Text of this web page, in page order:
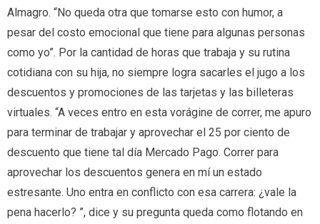
Almagro. “No queda otra que tomarse esto con humor, a
pesar del costo emocional que tiene para algunas personas
como yo”. Por la cantidad de horas que trabaja y su rutina
cotidiana con su hija, no siempre logra sacarles el jugo a los
descuentos y promociones de las tarjetas y las billeteras
virtuales. “A veces entro en esta vorágine de correr, me apuro
para terminar de trabajar y aprovechar el 25 por ciento de
descuento que tiene tal día Mercado Pago. Correr para
aprovechar los descuentos genera en mí un estado
estresante. Uno entra en conflicto con esa carrera: ¿vale la
pena hacerlo? ”, dice y su pregunta queda como flotando en